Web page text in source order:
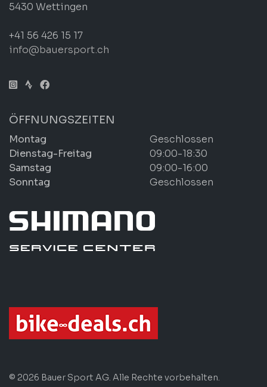
5430 Wettingen
+41 56 426 15 17
info@bauersport.ch
ÖFFNUNGSZEITEN
Montag
Geschlossen
Dienstag-Freitag
09:00-18:30
Samstag
09:00-16:00
Sonntag
Geschlossen
© 2026 Bauer Sport AG. Alle Rechte vorbehalten.